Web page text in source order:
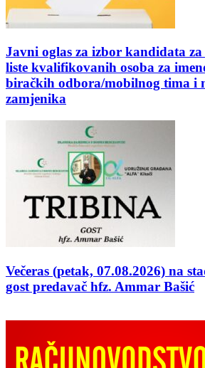
Javni oglas za izbor kandidata
liste kvalifikovanih osoba za
biračkih odbora/mobilnog tima i
zamjenika
Večeras (petak, 07.08.2026) na
gost predavač hfz. Ammar Bašić